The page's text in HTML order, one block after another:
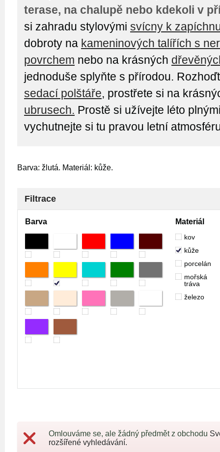
terase, na chalupě nebo kdekoli v
si zahradu stylovými svícny k
dobroty na kameninových talířích s
povrchem nebo na krásných
jednoduše splyňte s přírodou.
sedací polštáře, prostřete si na
ubrusech. Prostě si užívejte léto
vychutnejte si tu pravou letní
Barva: žlutá. Materiál: kůže.
Filtrace
Barva Materiál
kov
kůže
porcelán
mořská
tráva
železo
Omlouváme se, ale žádný předmět z obchodu
rozšířené vyhledávání.